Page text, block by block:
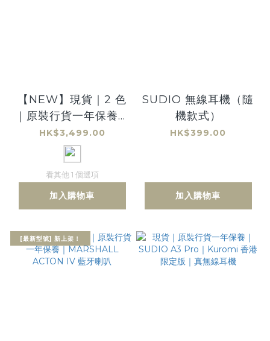
【NEW】現貨｜2 色
｜原裝行貨一年保養｜
MARSHALL
Stanmore IV 藍牙喇
叭 第四代
HK$3,499.00
看其他 1 個選項
加入購物車
SUDIO 無線耳機（隨
機款式）
HK$399.00
加入購物車
[最新型號] 新上架！